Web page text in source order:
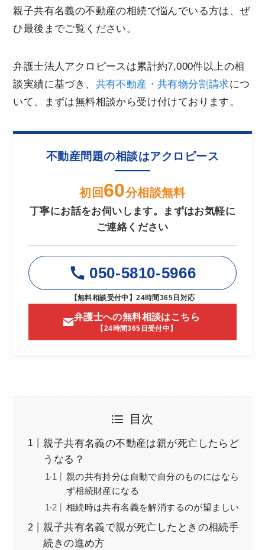
親子共有名義の不動産の相続で悩んでいる方は、ぜ
ひ最後までご覧ください。
弁護士法人アクロピースは累計約7,000件以上の相
談実績に基づき、 共有不動産・共有物分割請求につ
いて、まずは無料相談から受け付けております。
不動産問題の相談はアクロピース
初回60分相談無料
丁寧にお話をお伺いします。まずはお気軽に
ご連絡ください
050-5810-5966
【無料相談受付中】24時間365日対応
弁護士への無料相談はこちら
【24時間365日受付中】
目次
親子共有名義の不動産は親が死亡したらど
うなる？
親の共有持分は自動で自分のものにはなら
ず相続財産になる
相続時は共有名義を解消するのが望ましい
親子共有名義で親が死亡したときの相続手
続きの進め方